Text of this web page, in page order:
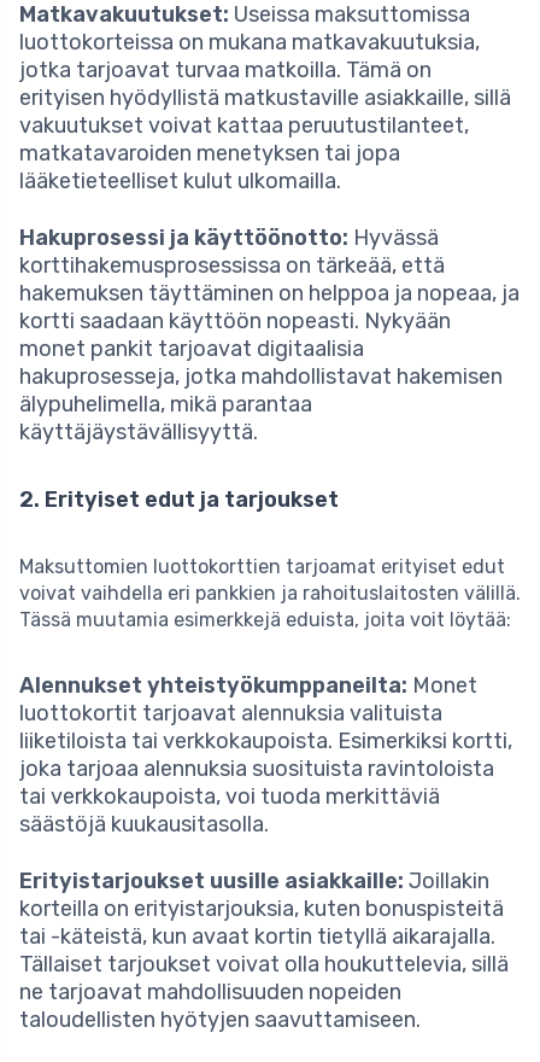
Matkavakuutukset: Useissa maksuttomissa
luottokorteissa on mukana matkavakuutuksia,
jotka tarjoavat turvaa matkoilla. Tämä on
erityisen hyödyllistä matkustaville asiakkaille, sillä
vakuutukset voivat kattaa peruutustilanteet,
matkatavaroiden menetyksen tai jopa
lääketieteelliset kulut ulkomailla.
Hakuprosessi ja käyttöönotto: Hyvässä
korttihakemusprosessissa on tärkeää, että
hakemuksen täyttäminen on helppoa ja nopeaa, ja
kortti saadaan käyttöön nopeasti. Nykyään
monet pankit tarjoavat digitaalisia
hakuprosesseja, jotka mahdollistavat hakemisen
älypuhelimella, mikä parantaa
käyttäjäystävällisyyttä.
2. Erityiset edut ja tarjoukset
Maksuttomien luottokorttien tarjoamat erityiset edut
voivat vaihdella eri pankkien ja rahoituslaitosten välillä.
Tässä muutamia esimerkkejä eduista, joita voit löytää:
Alennukset yhteistyökumppaneilta: Monet
luottokortit tarjoavat alennuksia valituista
liiketiloista tai verkkokaupoista. Esimerkiksi kortti,
joka tarjoaa alennuksia suosituista ravintoloista
tai verkkokaupoista, voi tuoda merkittäviä
säästöjä kuukausitasolla.
Erityistarjoukset uusille asiakkaille: Joillakin
korteilla on erityistarjouksia, kuten bonuspisteitä
tai -käteistä, kun avaat kortin tietyllä aikarajalla.
Tällaiset tarjoukset voivat olla houkuttelevia, sillä
ne tarjoavat mahdollisuuden nopeiden
taloudellisten hyötyjen saavuttamiseen.